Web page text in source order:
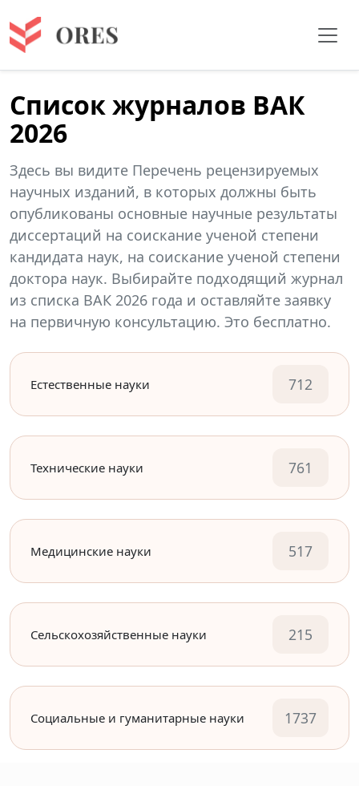
Список журналов ВАК
2026
Здесь вы видите Перечень рецензируемых
научных изданий, в которых должны быть
опубликованы основные научные результаты
диссертаций на соискание ученой степени
кандидата наук, на соискание ученой степени
доктора наук. Выбирайте подходящий журнал
из списка ВАК 2026 года и оставляйте заявку
на первичную консультацию. Это бесплатно.
Естественные науки 712
Технические науки 761
Медицинские науки 517
Сельскохозяйственные науки 215
Социальные и гуманитарные науки 1737